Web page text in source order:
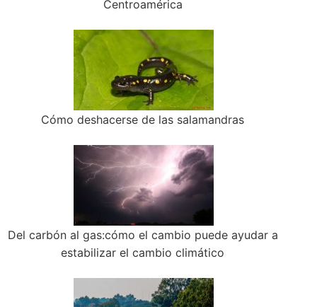
Centroamérica
Cómo deshacerse de las salamandras
Del carbón al gas:cómo el cambio puede ayudar a
estabilizar el cambio climático